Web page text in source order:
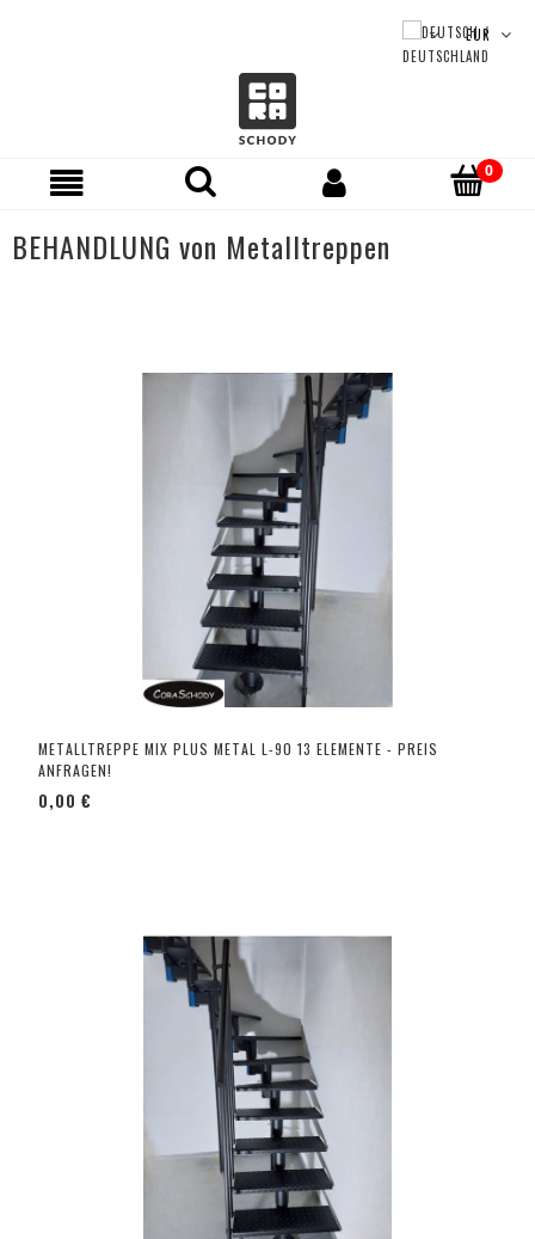
BEHANDLUNG von Metalltreppen
METALLTREPPE MIX PLUS METAL L-90 13 ELEMENTE - PREIS
ANFRAGEN!
0,00 €